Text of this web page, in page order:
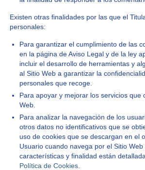
Existen otras finalidades por las que el
personales:
Para garantizar el cumplimiento de las
en la página de Aviso Legal y de la ley
incluir el desarrollo de herramientas y
al Sitio Web a garantizar la
personales que recoge.
Para apoyar y mejorar los servicios que
Web.
Para analizar la navegación de los
otros datos no identificativos que se
uso de cookies que se descargan en el
Usuario cuando navega por el Sitio Web
características y finalidad están
Política de Cookies